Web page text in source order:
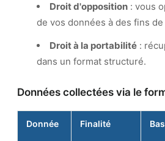
Droit d'opposition : vous
de vos données à des fins
Droit à la portabilité :
dans un format structuré.
Données collectées via le
Donnée Finalité